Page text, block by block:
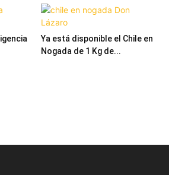
Ya está disponible el Chile en
Nogada de 1 Kg de...